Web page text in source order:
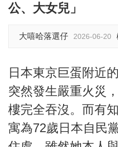
公、大女兒」
大嘻哈落選仔 2026-06-20
日本東京巨蛋附近
突然發生嚴重火災
樓完全吞沒。而有
寓為72歲日本自民